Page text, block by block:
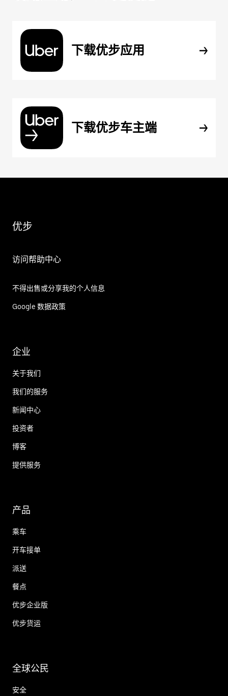
下载优步应用
下载优步车主端
优步
访问帮助中心
不得出售或分享我的个人信息
Google 数据政策
企业
关于我们
我们的服务
新闻中心
投资者
博客
提供服务
产品
乘车
开车接单
派送
餐点
优步企业版
优步货运
全球公民
安全